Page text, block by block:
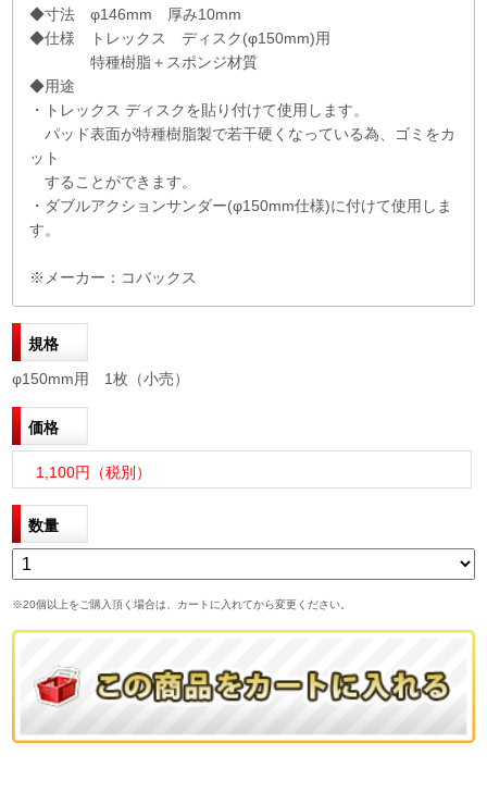
◆寸法 φ146mm 厚み10mm
◆仕様 トレックス ディスク(φ150mm)用
特種樹脂＋スポンジ材質
◆用途
・トレックス ディスクを貼り付けて使用します。
パッド表面が特種樹脂製で若干硬くなっている為、ゴミをカ
ット
することができます。
・ダブルアクションサンダー(φ150mm仕様)に付けて使用しま
す。
※メーカー：コバックス
規格
φ150mm用 1枚（小売）
価格
1,100円（税別）
数量
※20個以上をご購入頂く場合は、カートに入れてから変更ください。